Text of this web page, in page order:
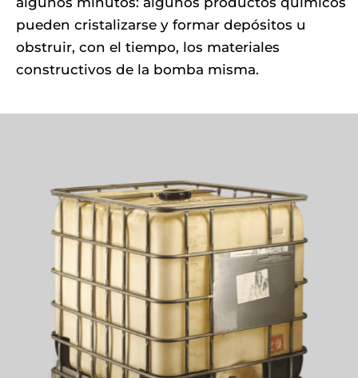
pueden cristalizarse y formar depósitos u
obstruir, con el tiempo, los materiales
constructivos de la bomba misma.